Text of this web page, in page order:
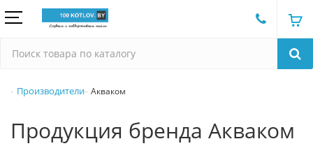
Производители Акваком
Продукция бренда Акваком